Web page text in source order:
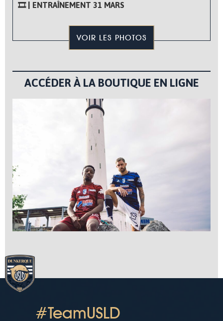
🎞 | ENTRAÎNEMENT 31 MARS
VOIR LES PHOTOS
ACCÉDER À LA BOUTIQUE EN LIGNE
#TeamUSLD